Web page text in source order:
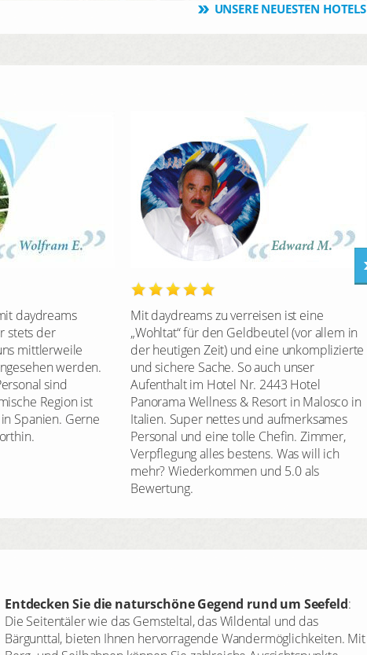
UNSERE NEUESTEN HOTELS
daydreams
stets der
mittlerweile
werden.
sind
Region ist
Spanien. Gerne
Mit daydreams zu verreisen ist eine
„Wohltat“ für den Geldbeutel (vor allem in
der heutigen Zeit) und eine unkomplizierte
und sichere Sache. So auch unser
Aufenthalt im Hotel Nr. 2443 Hotel
Panorama Wellness & Resort in Malosco in
Italien. Super nettes und aufmerksames
Personal und eine tolle Chefin. Zimmer,
Verpflegung alles bestens. Was will ich
mehr? Wiederkommen und 5.0 als
Bewertung.
Entdecken Sie die naturschöne Gegend rund um Seefeld:
Die Seitentäler wie das Gemsteltal, das Wildental und das
Bärgunttal, bieten Ihnen hervorragende Wandermöglichkeiten. Mit